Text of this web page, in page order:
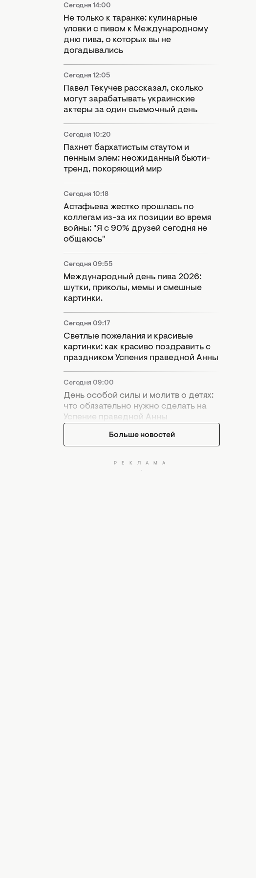
Сегодня 14:00
Не только к таранке: кулинарные
уловки с пивом к Международному
дню пива, о которых вы не
догадывались
Сегодня 12:05
Павел Текучев рассказал, сколько
могут зарабатывать украинские
актеры за один съемочный день
Сегодня 10:20
Пахнет бархатистым стаутом и
пенным элем: неожиданный бьюти-
тренд, покоряющий мир
Сегодня 10:18
Астафьева жестко прошлась по
коллегам из-за их позиции во время
войны: "Я с 90% друзей сегодня не
общаюсь"
Сегодня 09:55
Международный день пива 2026:
шутки, приколы, мемы и смешные
картинки.
Сегодня 09:17
Светлые пожелания и красивые
картинки: как красиво поздравить с
праздником Успения праведной Анны
Сегодня 09:00
День особой силы и молитв о детях:
что обязательно нужно сделать на
Успение праведной Анны
Больше новостей